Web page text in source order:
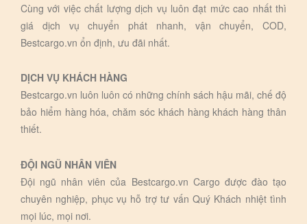
Cùng với việc chất lượng dịch vụ luôn đạt mức cao nhất thì
giá dịch vụ chuyển phát nhanh, vận chuyển, COD,
Bestcargo.vn ổn định, ưu đãi nhất.
DỊCH VỤ KHÁCH HÀNG
Bestcargo.vn luôn luôn có những chính sách hậu mãi, chế độ
bảo hiểm hàng hóa, chăm sóc khách hàng khách hàng thân
thiết.
ĐỘI NGŨ NHÂN VIÊN
Đội ngũ nhân viên của Bestcargo.vn Cargo được đào tạo
chuyên nghiệp, phục vụ hỗ trợ tư vấn Quý Khách nhiệt tình
mọi lúc, mọi nơi.